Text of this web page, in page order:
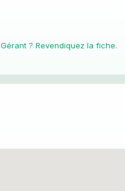
Gérant ? Revendiquez la fiche.